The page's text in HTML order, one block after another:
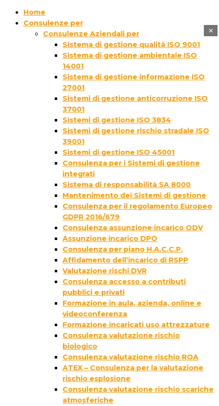
Home
Consulenze per
Consulenze Aziendali per
Sistema di gestione qualità ISO 9001
Sistema di gestione ambientale ISO
14001
Sistema di gestione informazione ISO
27001
Sistemi di gestione anticorruzione ISO
37001
Sistemi di gestione ISO 3834
Sistemi di gestione rischio stradale ISO
39001
Sistemi di gestione ISO 45001
Consulenza per i Sistemi di gestione
integrati
Sistema di responsabilità SA 8000
Mantenimento dei Sistemi di gestione
Consulenza per il regolamento Europeo
GDPR 2016/679
Consulenza assunzione incarico ODV
Assunzione incarico DPO
Consulenza per piano H.A.C.C.P.
Affidamento dell’incarico di RSPP
Valutazione rischi DVR
Consulenza accesso a contributi
pubblici e privati
Formazione in aula, azienda, online e
videoconferenza
Formazione incaricati uso attrezzature
Consulenza valutazione rischio
biologico
Consulenza valutazione rischio ROA
ATEX – Consulenza per la valutazione
rischio esplosione
Consulenza valutazione rischio scariche
atmosferiche
×